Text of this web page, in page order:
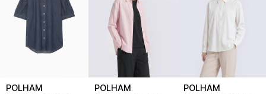
POLHAM POLHAM POLHAM